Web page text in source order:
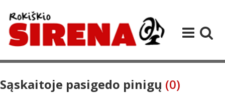
Sąskaitoje pasigedo pinigų (0)